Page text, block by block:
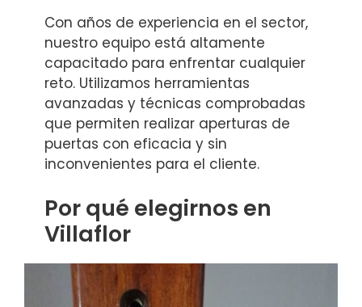
Con años de experiencia en el sector,
nuestro equipo está altamente
capacitado para enfrentar cualquier
reto. Utilizamos herramientas
avanzadas y técnicas comprobadas
que permiten realizar aperturas de
puertas con eficacia y sin
inconvenientes para el cliente.
Por qué elegirnos en
Villaflor